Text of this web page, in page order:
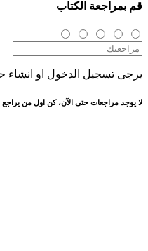
قم بمراجعة الكتاب
يرجى تسجيل الدخول او
لا يوجد مراجعات حتى الآن، كن اول من يراجع